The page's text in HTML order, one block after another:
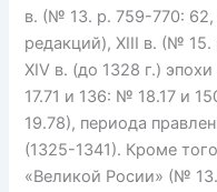
в. (№ 13. р. 759-770:
редакций), XIII в. (№
XIV в. (до 1328 г.)
17.71 и 136: № 18.17 и
19.78), периода
(1325-1341). Кроме
«Великой Росии» (№